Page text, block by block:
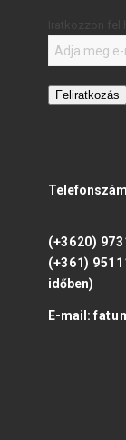
Feliratkozás
(+3620)
(+361)
időben)
E-mail: